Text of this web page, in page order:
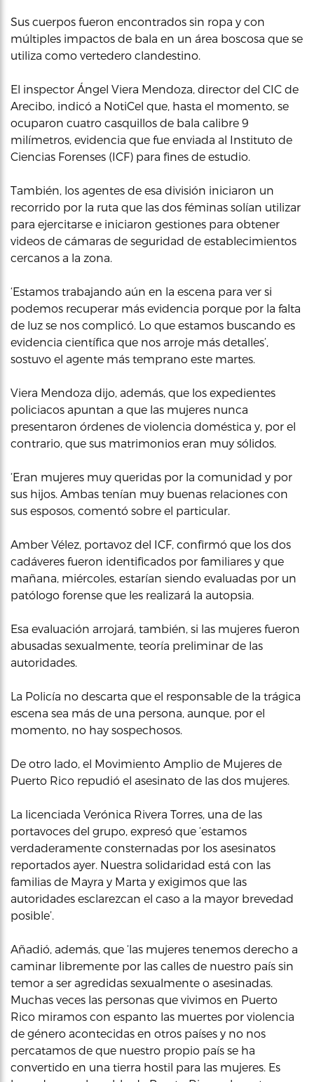
Sus cuerpos fueron encontrados sin ropa y con
múltiples impactos de bala en un área boscosa que se
utiliza como vertedero clandestino.
El inspector Ángel Viera Mendoza, director del CIC de
Arecibo, indicó a NotiCel que, hasta el momento, se
ocuparon cuatro casquillos de bala calibre 9
milímetros, evidencia que fue enviada al Instituto de
Ciencias Forenses (ICF) para fines de estudio.
También, los agentes de esa división iniciaron un
recorrido por la ruta que las dos féminas solían utilizar
para ejercitarse e iniciaron gestiones para obtener
videos de cámaras de seguridad de establecimientos
cercanos a la zona.
‘Estamos trabajando aún en la escena para ver si
podemos recuperar más evidencia porque por la falta
de luz se nos complicó. Lo que estamos buscando es
evidencia científica que nos arroje más detalles’,
sostuvo el agente más temprano este martes.
Viera Mendoza dijo, además, que los expedientes
policiacos apuntan a que las mujeres nunca
presentaron órdenes de violencia doméstica y, por el
contrario, que sus matrimonios eran muy sólidos.
‘Eran mujeres muy queridas por la comunidad y por
sus hijos. Ambas tenían muy buenas relaciones con
sus esposos, comentó sobre el particular.
Amber Vélez, portavoz del ICF, confirmó que los dos
cadáveres fueron identificados por familiares y que
mañana, miércoles, estarían siendo evaluadas por un
patólogo forense que les realizará la autopsia.
Esa evaluación arrojará, también, si las mujeres fueron
abusadas sexualmente, teoría preliminar de las
autoridades.
La Policía no descarta que el responsable de la trágica
escena sea más de una persona, aunque, por el
momento, no hay sospechosos.
De otro lado, el Movimiento Amplio de Mujeres de
Puerto Rico repudió el asesinato de las dos mujeres.
La licenciada Verónica Rivera Torres, una de las
portavoces del grupo, expresó que ‘estamos
verdaderamente consternadas por los asesinatos
reportados ayer. Nuestra solidaridad está con las
familias de Mayra y Marta y exigimos que las
autoridades esclarezcan el caso a la mayor brevedad
posible’.
Añadió, además, que ‘las mujeres tenemos derecho a
caminar libremente por las calles de nuestro país sin
temor a ser agredidas sexualmente o asesinadas.
Muchas veces las personas que vivimos en Puerto
Rico miramos con espanto las muertes por violencia
de género acontecidas en otros países y no nos
percatamos de que nuestro propio país se ha
convertido en una tierra hostil para las mujeres. Es